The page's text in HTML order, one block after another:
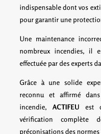
indispensable dont vos
pour garantir une
Une maintenance
nombreux incendies, il
effectuée par des experts
Grâce à une solide
reconnu et affirmé
incendie, ACTIFEU est
vérification complète
préconisations des normes